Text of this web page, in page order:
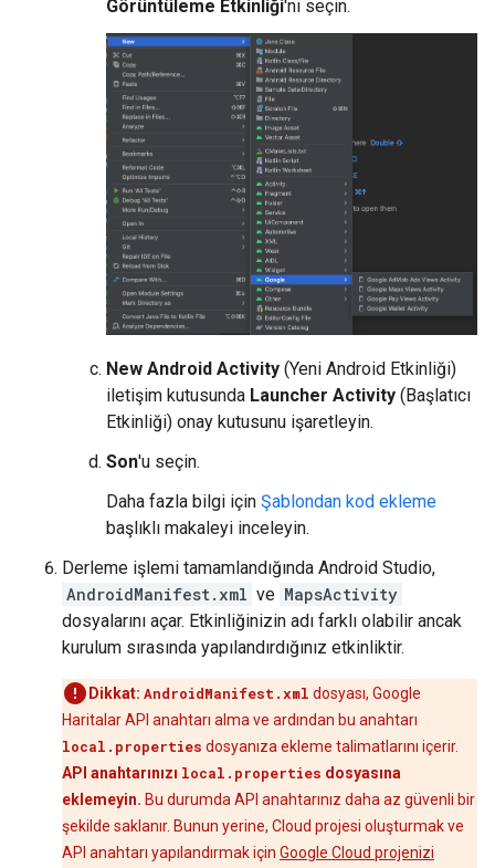
Görüntüleme Etkinliği'ni seçin.
New Android Activity (Yeni Android Etkinliği)
iletişim kutusunda Launcher Activity (Başlatıcı
Etkinliği) onay kutusunu işaretleyin.
Son'u seçin.
Daha fazla bilgi için Şablondan kod ekleme
başlıklı makaleyi inceleyin.
Derleme işlemi tamamlandığında Android Studio,
AndroidManifest.xml ve MapsActivity
dosyalarını açar. Etkinliğinizin adı farklı olabilir ancak
kurulum sırasında yapılandırdığınız etkinliktir.
Dikkat: AndroidManifest.xml dosyası, Google
Haritalar API anahtarı alma ve ardından bu anahtarı
local.properties dosyanıza ekleme talimatlarını içerir.
API anahtarınızı local.properties dosyasına
eklemeyin. Bu durumda API anahtarınız daha az güvenli bir
şekilde saklanır. Bunun yerine, Cloud projesi oluşturmak ve
API anahtarı yapılandırmak için Google Cloud projenizi